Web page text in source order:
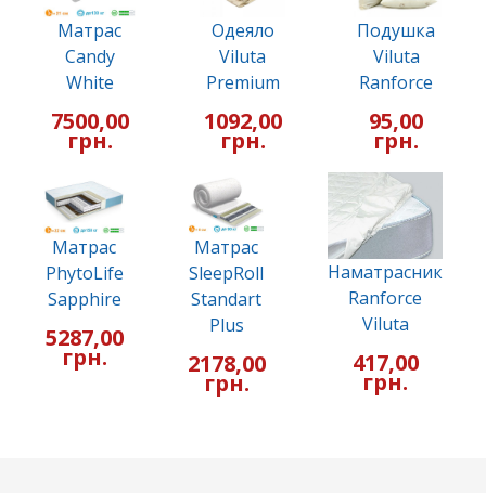
Матрас
Candy
White
7500,00
грн.
Одеяло
Viluta
Premium
1092,00
грн.
Подушка
Viluta
Ranforce
95,00
грн.
Матрас
PhytoLife
Sapphire
5287,00
грн.
Матрас
SleepRoll
Standart
Plus
2178,00
грн.
Наматрасник
Ranforce
Viluta
417,00
грн.